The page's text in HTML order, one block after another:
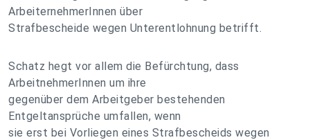
ArbeiternehmerInnen über
Strafbescheide wegen Unterentlohnung betrifft.
Schatz hegt vor allem die Befürchtung, dass
ArbeitnehmerInnen um ihre
gegenüber dem Arbeitgeber bestehenden
Entgeltansprüche umfallen, wenn
sie erst bei Vorliegen eines Strafbescheids wegen